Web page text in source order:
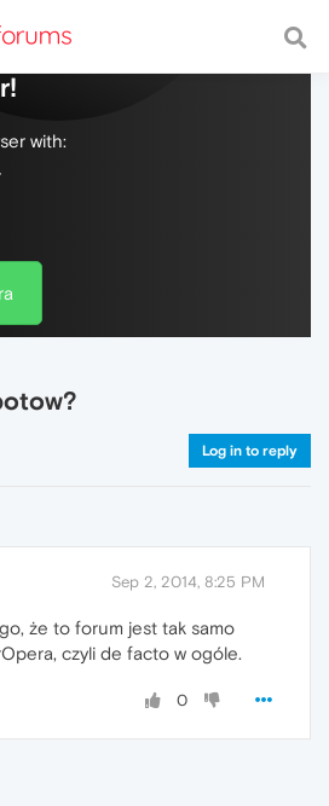
web, with a fast and
with:
Log in to reply
Sep 2, 2014, 8:25 PM
że to forum jest tak samo
czyli de facto w ogóle.
0